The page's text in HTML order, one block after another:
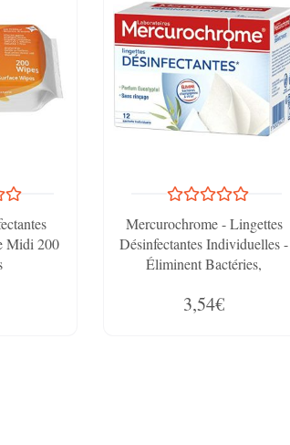
Midi 200
Mercurochrome - Lingettes
Désinfectantes Individuelles -
Éliminent Bactéries,
Sachets
3,54€